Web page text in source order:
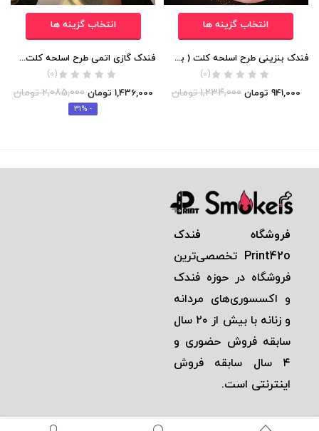
انتخاب گزینه ها
فندک بنزینی طرح اسلحه کلت ( به همراه جعبه سیگار)
(0)
941,000 تومان 1,234,000 تومان
انتخاب گزینه ها
فندک گازی اتمی طرح اسلحه کلت ( به همراه جعبه سیگار)
(0)
1,436,000 تومان 2,085,000 تومان
- 31%
فروشگاه فندک
Print42o تخصصی‌ترين
فروشگاه در حوزه فندک
و اكسسوری‌های مردانه
و زنانه با بيش از ٢٠ سال
سابقه فروش حضوری و
٤ سال سابقه فروش
اينترنتی است.